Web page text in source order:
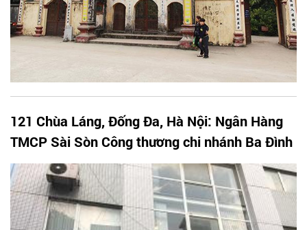
121 Chùa Láng, Đống Đa, Hà Nội: Ngân Hàng
TMCP Sài Sòn Công thương chi nhánh Ba Đình